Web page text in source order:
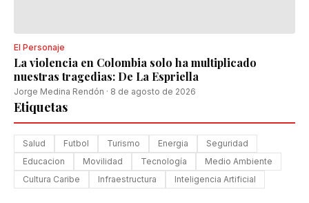
El Personaje
La violencia en Colombia solo ha multiplicado
nuestras tragedias: De La Espriella
Jorge Medina Rendón · 8 de agosto de 2026
Etiquetas
Salud Futbol Turismo Energia
Seguridad
Educacion
Movilidad Tecnología
Medio Ambiente
Cultura Caribe
Infraestructura Inteligencia Artificial